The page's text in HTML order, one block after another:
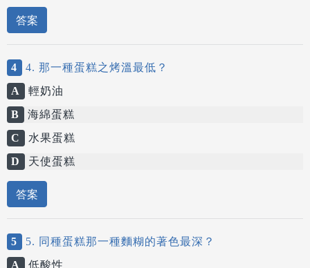
答案
4
4. 那一種蛋糕之烤溫最低？
A
輕奶油
B
海綿蛋糕
C
水果蛋糕
D
天使蛋糕
答案
5
5. 同種蛋糕那一種麵糊的著色最深？
A
低酸性